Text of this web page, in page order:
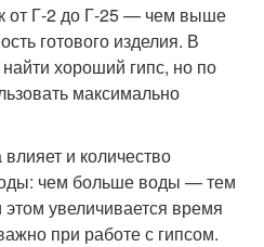
от Г-2 до Г-25 — чем выше
готового изделия. В
хороший гипс, но по
максимально
и количество
чем больше воды — тем
увеличивается время
при работе с гипсом.